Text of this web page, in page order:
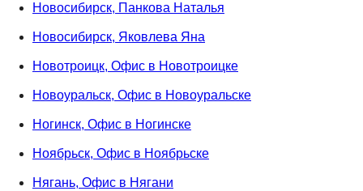
Новосибирск, Панкова Наталья
Новосибирск, Яковлева Яна
Новотроицк, Офис в Новотроицке
Новоуральск, Офис в Новоуральске
Ногинск, Офис в Ногинске
Ноябрьск, Офис в Ноябрьске
Нягань, Офис в Нягани